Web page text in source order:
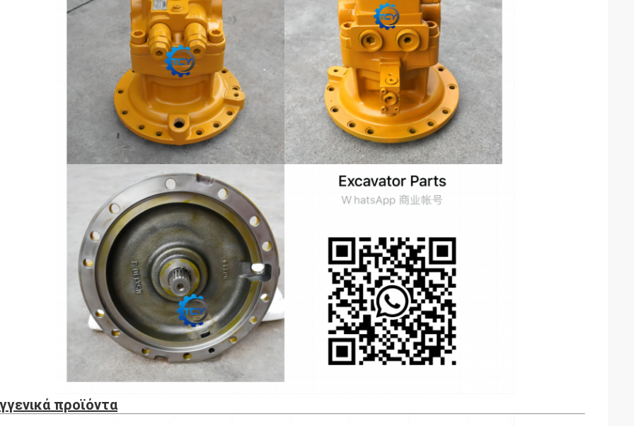
προϊόντα